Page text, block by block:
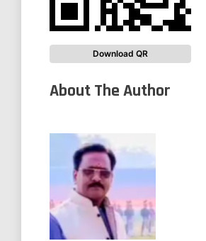
Download QR
About The Author